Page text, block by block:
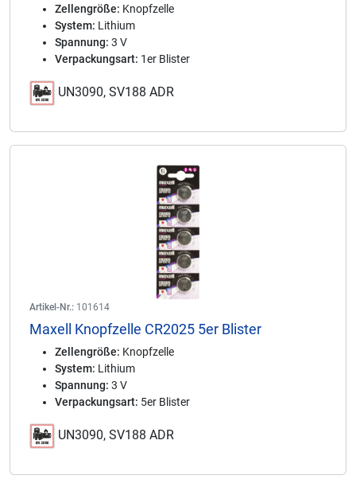
Zellengröße: Knopfzelle
System: Lithium
Spannung: 3 V
Verpackungsart: 1er Blister
UN3090, SV188 ADR
Artikel-Nr.: 101614
Maxell Knopfzelle CR2025 5er Blister
Zellengröße: Knopfzelle
System: Lithium
Spannung: 3 V
Verpackungsart: 5er Blister
UN3090, SV188 ADR